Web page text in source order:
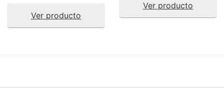
Ver producto
Ver producto